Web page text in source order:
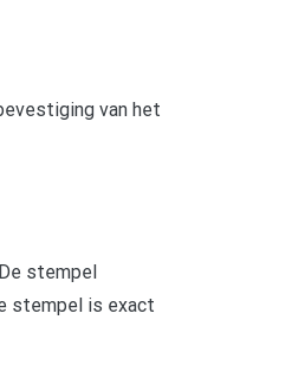
van het
stempel
stempel is exact